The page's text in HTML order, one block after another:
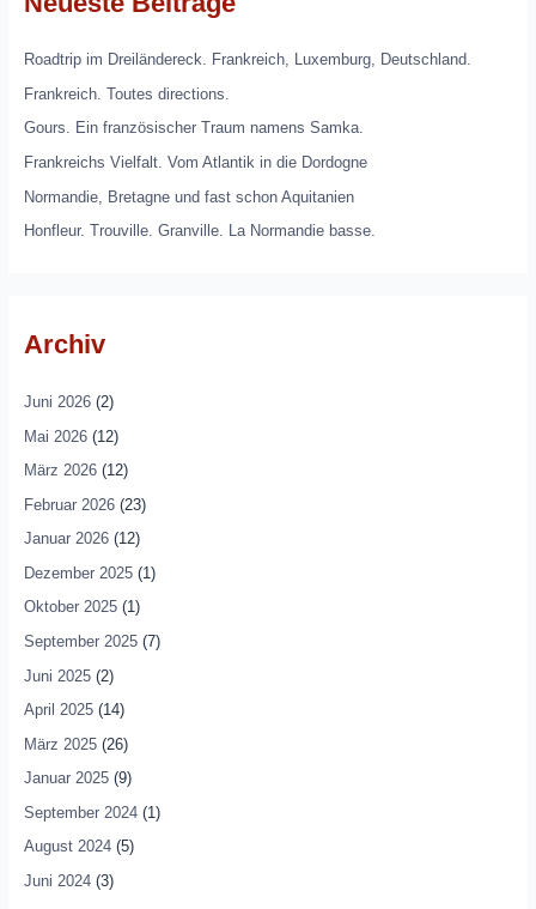
Roadtrip im Dreiländereck. Frankreich, Luxemburg, Deutschland.
Frankreich. Toutes directions.
Gours. Ein französischer Traum namens Samka.
Frankreichs Vielfalt. Vom Atlantik in die Dordogne
Normandie, Bretagne und fast schon Aquitanien
Honfleur. Trouville. Granville. La Normandie basse.
Archiv
Juni 2026(2)
Mai 2026(12)
März 2026(12)
Februar 2026(23)
Januar 2026(12)
Dezember 2025(1)
Oktober 2025(1)
September 2025(7)
Juni 2025(2)
April 2025(14)
März 2025(26)
Januar 2025(9)
September 2024(1)
August 2024(5)
Juni 2024(3)